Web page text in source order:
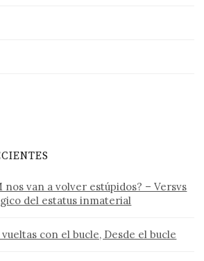
nos van a volver estúpidos? – Versvs
del estatus inmaterial
vueltas con el bucle, Desde el bucle